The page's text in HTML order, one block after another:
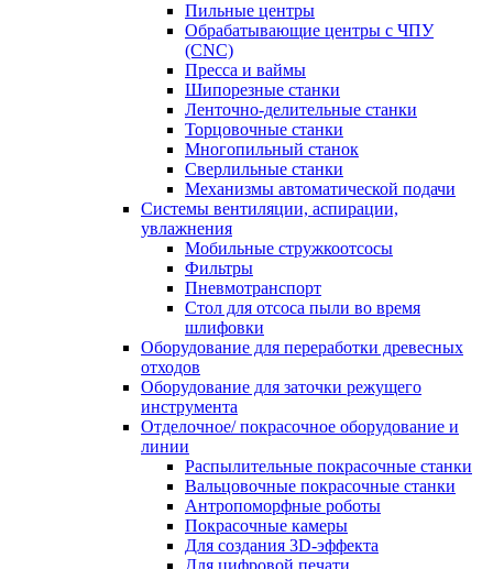
Пильные центры
Обрабатывающие центры с ЧПУ
(CNC)
Пресса и ваймы
Шипорезные станки
Ленточно-делительные станки
Торцовочные станки
Многопильный станок
Сверлильные станки
Механизмы автоматической подачи
Системы вентиляции, аспирации,
увлажнения
Мобильные стружкоотсосы
Фильтры
Пневмотранспорт
Стол для отсоса пыли во время
шлифовки
Оборудование для переработки древесных
отходов
Оборудование для заточки режущего
инструмента
Отделочное/ покрасочное оборудование и
линии
Распылительные покрасочные станки
Вальцовочные покрасочные станки
Антропоморфные роботы
Покрасочные камеры
Для создания 3D-эффекта
Для цифровой печати